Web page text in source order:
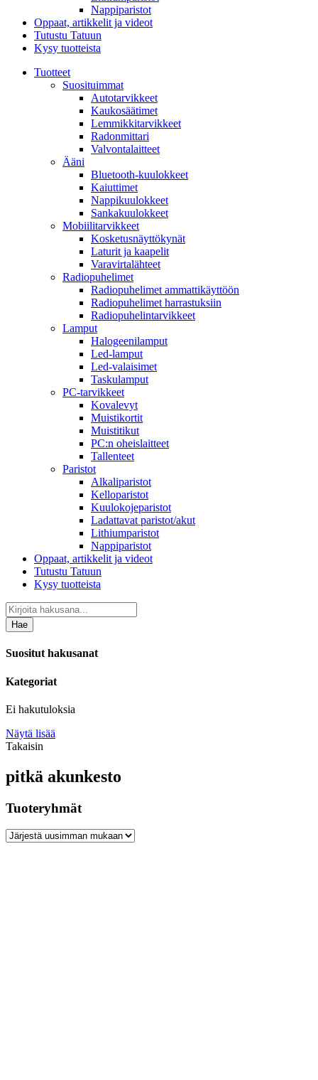
Nappiparistot
Oppaat, artikkelit ja videot
Tutustu Tatuun
Kysy tuotteista
Tuotteet
Suosituimmat
Autotarvikkeet
Kaukosäätimet
Lemmikkitarvikkeet
Radonmittari
Valvontalaitteet
Ääni
Bluetooth-kuulokkeet
Kaiuttimet
Nappikuulokkeet
Sankakuulokkeet
Mobiilitarvikkeet
Kosketusnäyttökynät
Laturit ja kaapelit
Varavirtalähteet
Radiopuhelimet
Radiopuhelimet ammattikäyttöön
Radiopuhelimet harrastuksiin
Radiopuhelintarvikkeet
Lamput
Halogeenilamput
Led-lamput
Led-valaisimet
Taskulamput
PC-tarvikkeet
Kovalevyt
Muistikortit
Muistitikut
PC:n oheislaitteet
Tallenteet
Paristot
Alkaliparistot
Kelloparistot
Kuulokojeparistot
Ladattavat paristot/akut
Lithiumparistot
Nappiparistot
Oppaat, artikkelit ja videot
Tutustu Tatuun
Kysy tuotteista
Hae
Suositut hakusanat
Kategoriat
Ei hakutuloksia
Näytä lisää
Takaisin
pitkä akunkesto
Tuoteryhmät